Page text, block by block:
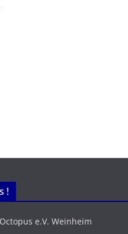
!
e.V. Weinheim